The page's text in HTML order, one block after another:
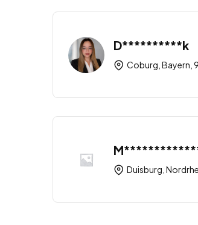
D**********k
Coburg, Bayern,
Duisburg,